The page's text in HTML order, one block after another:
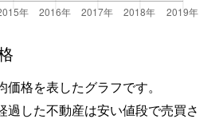
格を表したグラフです。
過した不動産は安い値段で売買さ